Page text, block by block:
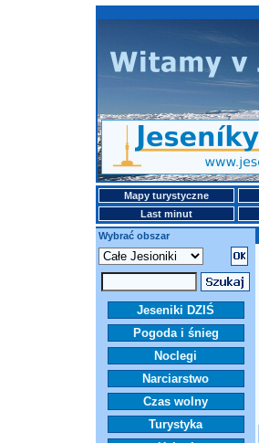
Mapy turystyczne
Last minut
Wybrać obszar
Jeseniki DZIŚ
Pogoda i śnieg
Noclegi
Narciarstwo
Czas wolny
Turystyka